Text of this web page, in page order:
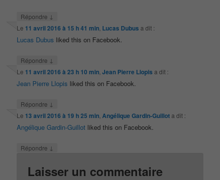
Répondre ↓
Le 11 avril 2016 à 15 h 41 min Lucas Dubus a dit :
Lucas Dubus liked this on Facebook.
Répondre ↓
Le 11 avril 2016 à 23 h 10 min ,Jean Pierre Llopis a dit :
Jean Pierre Llopis liked this on Facebook.
Répondre ↓
Le 13 avril 2016 à 19 h 25 min Angélique Gardin-Guillota dit :
Angélique Gardin-Guillot liked this on Facebook.
Répondre ↓
Laisser un commentaire